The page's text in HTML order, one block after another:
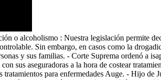
o alcoholismo : Nuestra legislación permite
Sin embargo, en casos como la
y sus familias. - Corte Suprema ordenó a
sus aseguradoras a la hora de costear
para enfermedades Auge. - Hijo